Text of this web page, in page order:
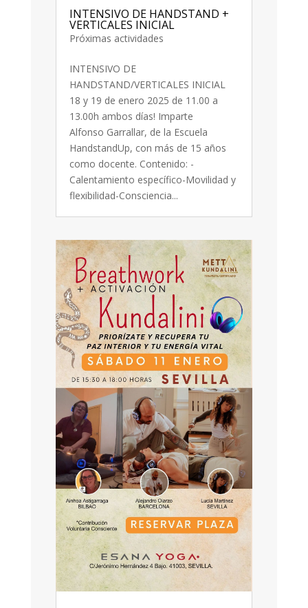
INTENSIVO DE HANDSTAND +
VERTICALES INICIAL
Próximas actividades
INTENSIVO DE
HANDSTAND/VERTICALES INICIAL
18 y 19 de enero 2025 de 11.00 a
13.00h ambos días! Imparte
Alfonso Garrallar, de la Escuela
HandstandUp, con más de 15 años
como docente. Contenido: -
Calentamiento específico-Movilidad y
flexibilidad-Consciencia...